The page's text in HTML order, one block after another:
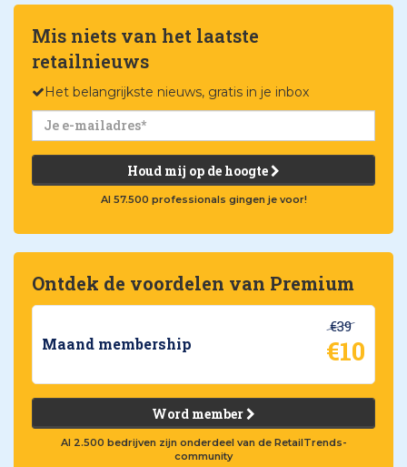
Mis niets van het laatste
retailnieuws
Het belangrijkste nieuws, gratis in je inbox
Houd mij op de hoogte
Al 57.500 professionals gingen je voor!
Ontdek de voordelen van Premium
Maand membership
€39
€10
Word member
Al 2.500 bedrijven zijn onderdeel van de RetailTrends-
community